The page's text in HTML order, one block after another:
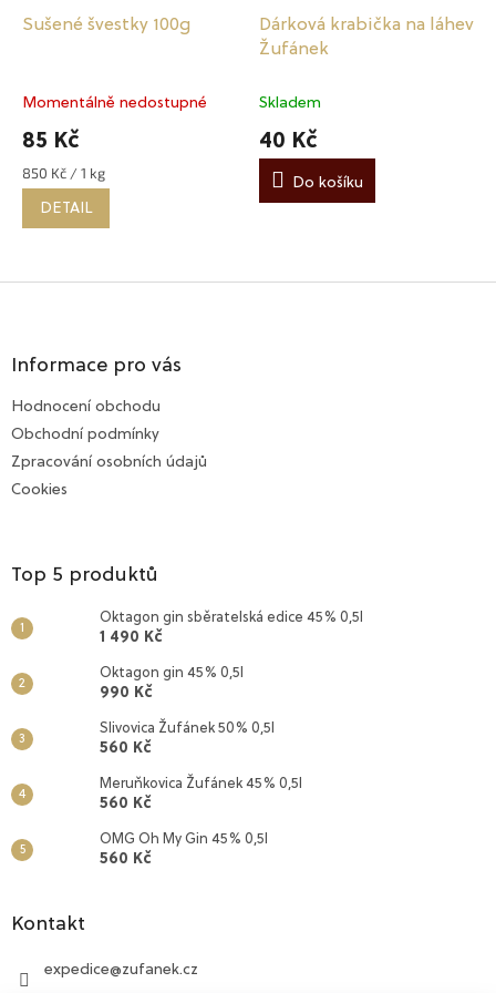
Sušené švestky 100g
Momentálně nedostupné
85 Kč
Měrná
cena:
850 Kč / 1 kg
DETAIL
Dárková krabička na láhev
Žufánek
Skladem
40 Kč
Do košíku
Informace pro vás
Hodnocení obchodu
Obchodní podmínky
Zpracování osobních údajů
Cookies
Top 5 produktů
Oktagon gin sběratelská edice 45% 0,5l
1 490 Kč
Oktagon gin 45% 0,5l
990 Kč
Slivovica Žufánek 50% 0,5l
560 Kč
Meruňkovica Žufánek 45% 0,5l
560 Kč
OMG Oh My Gin 45% 0,5l
560 Kč
Kontakt
expedice@zufanek.cz